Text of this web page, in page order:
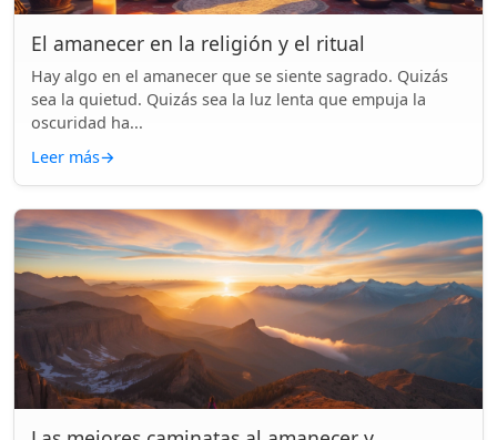
El amanecer en la religión y el ritual
Hay algo en el amanecer que se siente sagrado. Quizás
sea la quietud. Quizás sea la luz lenta que empuja la
oscuridad ha...
Leer más→